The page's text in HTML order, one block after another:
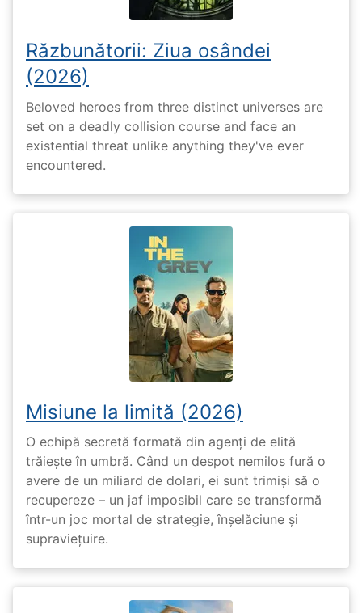
Răzbunătorii: Ziua osândei
(2026)
Beloved heroes from three distinct universes are
set on a deadly collision course and face an
existential threat unlike anything they've ever
encountered.
Misiune la limită (2026)
O echipă secretă formată din agenți de elită
trăiește în umbră. Când un despot nemilos fură o
avere de un miliard de dolari, ei sunt trimiși să o
recupereze – un jaf imposibil care se transformă
într-un joc mortal de strategie, înșelăciune și
supraviețuire.